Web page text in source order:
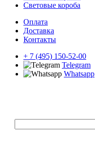
Световые короба
Оплата
Доставка
Контакты
+ 7 (495) 150-52-00
Telegram
Whatsapp